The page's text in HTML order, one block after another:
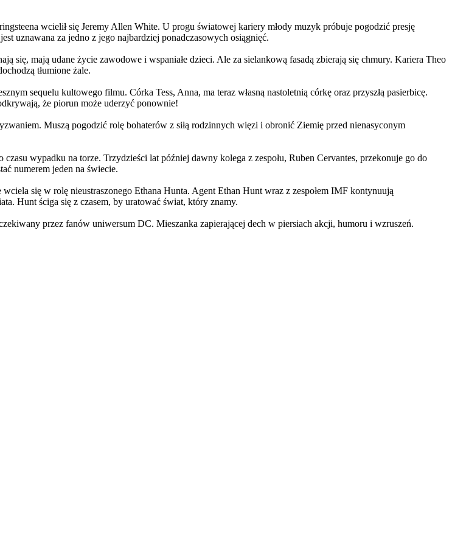
wcielił się Jeremy Allen White. U progu światowej kariery młody muzyk próbuje pogodzić presję
uznawana za jedno z jego najbardziej ponadczasowych osiągnięć.
się, mają udane życie zawodowe i wspaniałe dzieci. Ale za sielankową fasadą zbierają się chmury. Kariera Theo
tłumione żale.
sequelu kultowego filmu. Córka Tess, Anna, ma teraz własną nastoletnią córkę oraz przyszłą pasierbicę.
że piorun może uderzyć ponownie!
Muszą pogodzić rolę bohaterów z siłą rodzinnych więzi i obronić Ziemię przed nienasyconym
wypadku na torze. Trzydzieści lat później dawny kolega z zespołu, Ruben Cervantes, przekonuje go do
numerem jeden na świecie.
się w rolę nieustraszonego Ethana Hunta. Agent Ethan Hunt wraz z zespołem IMF kontynuują
Hunt ściga się z czasem, by uratować świat, który znamy.
przez fanów uniwersum DC. Mieszanka zapierającej dech w piersiach akcji, humoru i wzruszeń.